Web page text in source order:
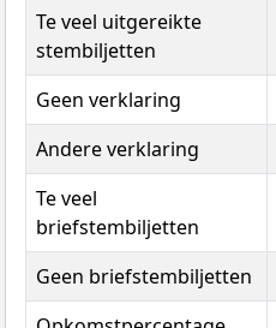
Te veel uitgereikte
stembiljetten
Geen verklaring
Andere verklaring
Te veel
briefstembiljetten
Geen briefstembiljetten